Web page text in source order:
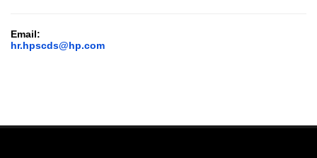
Email:
hr.hpscds@hp.com